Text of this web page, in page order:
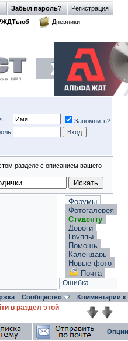
Регистрация
Забыл пароль?
Дневники
Запомнить?
разделе с описанием вашего
Форумы
Фотогалерея
Студенту
Дороги
Группы
Помощь
Календарь
Новые фото
Почта
Ошибка
Сообщество Комментарии
в раздел этой